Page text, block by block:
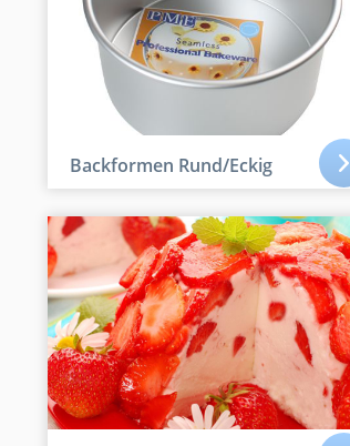
Backformen Rund/Eckig